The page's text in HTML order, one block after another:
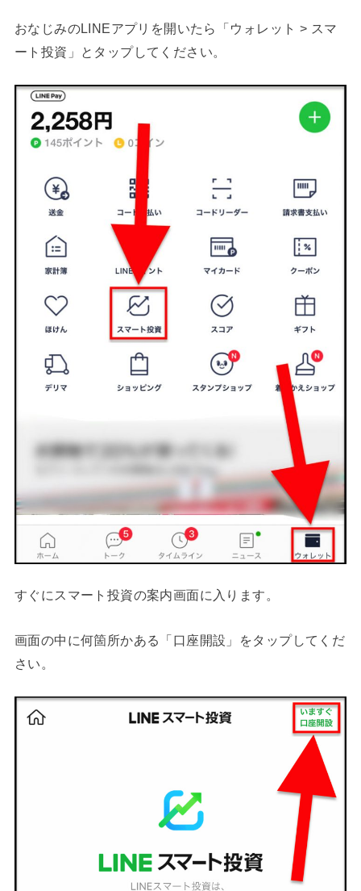
おなじみのLINEアプリを開いたら「ウォレット > スマ
ート投資」とタップしてください。
すぐにスマート投資の案内画面に入ります。
画面の中に何箇所かある「口座開設」をタップしてくだ
さい。